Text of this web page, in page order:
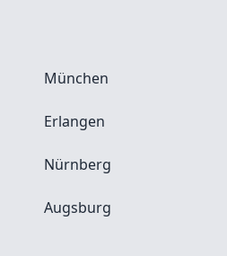
München
Erlangen
Nürnberg
Augsburg